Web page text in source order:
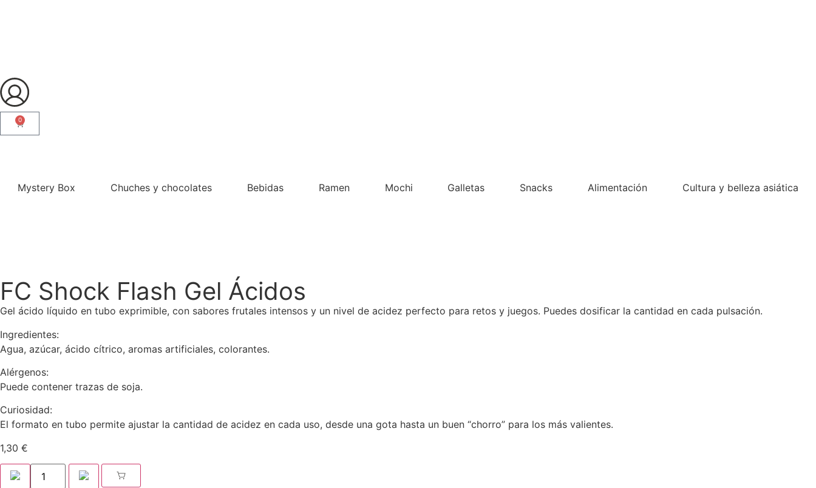
0
Mystery Box Chuches y chocolates Bebidas Ramen Mochi Galletas Snacks Alimentación Cultura y belleza asiática
FC Shock Flash Gel Ácidos
Gel ácido líquido en tubo exprimible, con sabores frutales intensos y un nivel de acidez perfecto para retos y juegos. Puedes dosificar la cantidad en cada pulsación.
Ingredientes:
Agua, azúcar, ácido cítrico, aromas artificiales, colorantes.
Alérgenos:
Puede contener trazas de soja.
Curiosidad:
El formato en tubo permite ajustar la cantidad de acidez en cada uso, desde una gota hasta un buen “chorro” para los más valientes.
1,30 €